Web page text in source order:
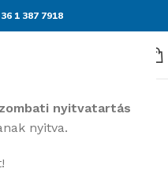
nyitvatartás
nyitva.
1 387 7918